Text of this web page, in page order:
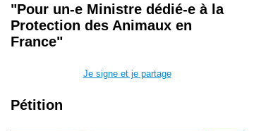
"Pour un-e Ministre dédié-e à la
Protection des Animaux en
France"
Je signe et je partage
Pétition